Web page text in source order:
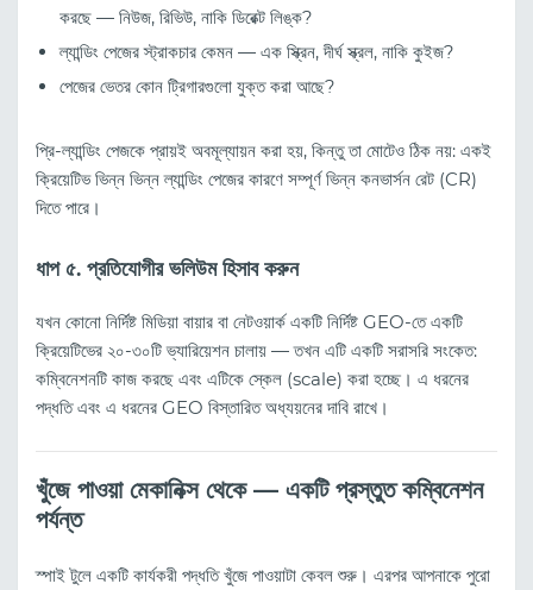
করছে — নিউজ, রিভিউ, নাকি ডিরেক্ট লিঙ্ক?
ল্যান্ডিং পেজের স্ট্রাকচার কেমন — এক স্ক্রিন, দীর্ঘ স্ক্রল, নাকি কুইজ?
পেজের ভেতর কোন ট্রিগারগুলো যুক্ত করা আছে?
প্রি-ল্যান্ডিং পেজকে প্রায়ই অবমূল্যায়ন করা হয়, কিন্তু তা মোটেও ঠিক নয়: একই
ক্রিয়েটিভ ভিন্ন ভিন্ন ল্যান্ডিং পেজের কারণে সম্পূর্ণ ভিন্ন কনভার্সন রেট (CR)
দিতে পারে।
ধাপ ৫. প্রতিযোগীর ভলিউম হিসাব করুন
যখন কোনো নির্দিষ্ট মিডিয়া বায়ার বা নেটওয়ার্ক একটি নির্দিষ্ট GEO-তে একটি
ক্রিয়েটিভের ২০-৩০টি ভ্যারিয়েশন চালায় — তখন এটি একটি সরাসরি সংকেত:
কম্বিনেশনটি কাজ করছে এবং এটিকে স্কেল (scale) করা হচ্ছে। এ ধরনের
পদ্ধতি এবং এ ধরনের GEO বিস্তারিত অধ্যয়নের দাবি রাখে।
খুঁজে পাওয়া মেকানিক্স থেকে — একটি প্রস্তুত কম্বিনেশন
পর্যন্ত
স্পাই টুলে একটি কার্যকরী পদ্ধতি খুঁজে পাওয়াটা কেবল শুরু। এরপর আপনাকে পুরো